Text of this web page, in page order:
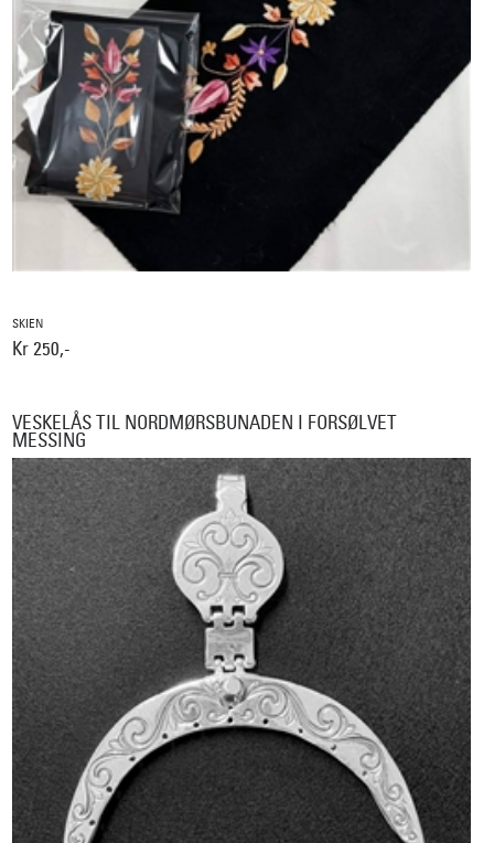
SKIEN
Kr 250,-
VESKELÅS TIL NORDMØRSBUNADEN I FORSØLVET
MESSING